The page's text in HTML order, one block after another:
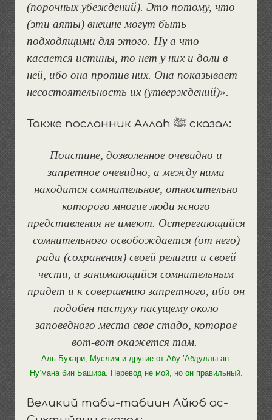
(порочных убеждений). Это потому, что
(эти аяты) внешне могут быть
подходящими для этого. Ну а что
касается истины, то нет у них и доли в
ней, ибо она против них. Она показывает
несостоятельность их (утверждений)».
Также посланник Аллаh ﷺ сказал:
Поистине, дозволенное очевидно и
запретное очевидно, а между ними
находится сомнительное, относительно
которого многие люди ясного
представления не имеют. Остерегающийся
сомнительного освобождается (от него)
ради (сохранения) своей религии и своей
чести, а занимающийся сомнительным
придет и к совершению запретного, ибо он
подобен пастуху пасущему около
заповедного места свое стадо, которое
вот-вот окажется там.
Аль-Бухари, Муслим и другие от Абу ’Абдуллы ан-
Ну’мана бин Башира. Перевод не мой, но он правильный.
Великий таби-табиин Айюб ас-